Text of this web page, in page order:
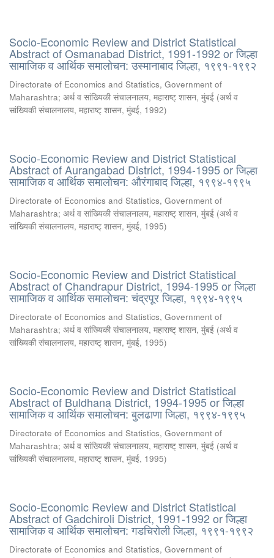
Socio-Economic Review and District Statistical
Abstract of Osmanabad District, 1991-1992 or जिल्हा
सामाजिक व आर्थिक समालोचन: उस्मानाबाद जिल्हा, १९९१-१९९२
Directorate of Economics and Statistics, Government of
Maharashtra; अर्थ व सांख्यिकी संचालनालय, महाराष्ट् शासन, मुंबई (अर्थ व
सांख्यिकी संचालनालय, महाराष्ट् शासन, मुंबई, 1992)
Socio-Economic Review and District Statistical
Abstract of Aurangabad District, 1994-1995 or जिल्हा
सामाजिक व आर्थिक समालोचन: औरंगाबाद जिल्हा, १९९४-१९९५
Directorate of Economics and Statistics, Government of
Maharashtra; अर्थ व सांख्यिकी संचालनालय, महाराष्ट् शासन, मुंबई (अर्थ व
सांख्यिकी संचालनालय, महाराष्ट् शासन, मुंबई, 1995)
Socio-Economic Review and District Statistical
Abstract of Chandrapur District, 1994-1995 or जिल्हा
सामाजिक व आर्थिक समालोचन: चंद्रपूर जिल्हा, १९९४-१९९५
Directorate of Economics and Statistics, Government of
Maharashtra; अर्थ व सांख्यिकी संचालनालय, महाराष्ट् शासन, मुंबई (अर्थ व
सांख्यिकी संचालनालय, महाराष्ट् शासन, मुंबई, 1995)
Socio-Economic Review and District Statistical
Abstract of Buldhana District, 1994-1995 or जिल्हा
सामाजिक व आर्थिक समालोचन: बुलढाणा जिल्हा, १९९४-१९९५
Directorate of Economics and Statistics, Government of
Maharashtra; अर्थ व सांख्यिकी संचालनालय, महाराष्ट् शासन, मुंबई (अर्थ व
सांख्यिकी संचालनालय, महाराष्ट् शासन, मुंबई, 1995)
Socio-Economic Review and District Statistical
Abstract of Gadchiroli District, 1991-1992 or जिल्हा
सामाजिक व आर्थिक समालोचन: गडचिरोली जिल्हा, १९९१-१९९२
Directorate of Economics and Statistics, Government of